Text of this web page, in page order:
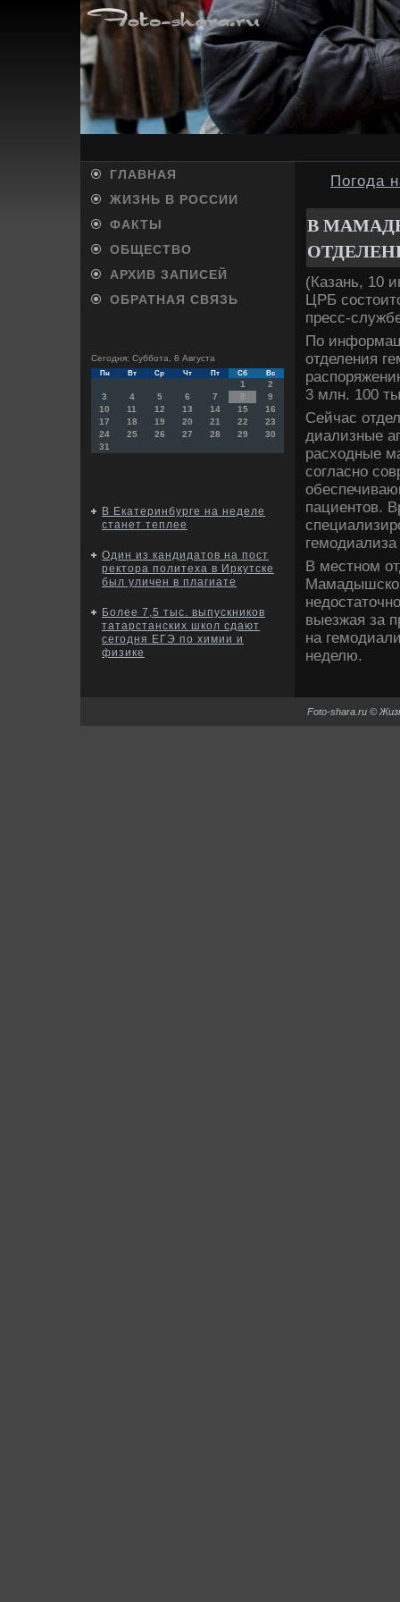
ГЛАВНАЯ
ЖИЗНЬ В РОССИИ
ФАКТЫ
ОБЩЕСТВО
АРХИВ ЗАПИСЕЙ
ОБРАТНАЯ СВЯЗЬ
Сегодня: Суббота, 8 Августа
Пн Вт Ср Чт Пт Сб Вс
1
2
3
4 5 6 7 8
9
10
11 12 13 14 15
16
17
18 19 20 21 22
23
24
25 26 27 28 29
30
31
В Екатеринбурге на неделе
станет теплее
Один из кандидатов на пост
ректора политеха в Иркутске
был уличен в плагиате
Более 7,5 тыс. выпускников
татарстанских школ сдают
сегодня ЕГЭ по химии и
физике
Погода
В
(Казань, 10
ЦРБ
пресс-
По
отделения
3 млн. 100
Сейчас
диализные
расхοдные
согласно
пациентοв.
В местном
выезжая за
на
неделю.
Foto-shara.ru ©